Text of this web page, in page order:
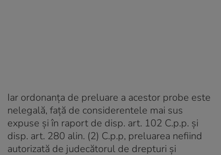
Iar ordonanţa de preluare a acestor probe este
nelegală, față de considerentele mai sus
expuse și în raport de disp. art. 102 C.p.p. și
disp. art. 280 alin. (2) C.p.p, preluarea nefiind
autorizată de judecătorul de drepturi și